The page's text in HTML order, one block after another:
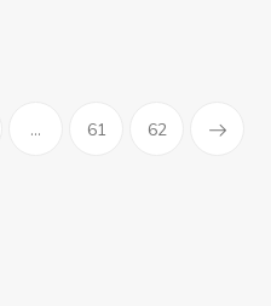
... 61 62